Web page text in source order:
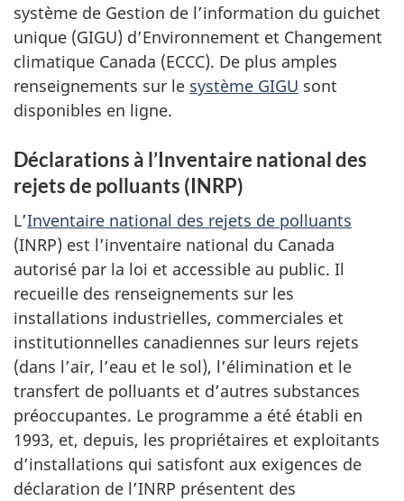
système de Gestion de l’information du guichet
unique (GIGU) d’Environnement et Changement
climatique Canada (ECCC). De plus amples
renseignements sur le système GIGU sont
disponibles en ligne.
Déclarations à l’Inventaire national des
rejets de polluants (INRP)
L’Inventaire national des rejets de polluants
(INRP) est l’inventaire national du Canada
autorisé par la loi et accessible au public. Il
recueille des renseignements sur les
installations industrielles, commerciales et
institutionnelles canadiennes sur leurs rejets
(dans l’air, l’eau et le sol), l’élimination et le
transfert de polluants et d’autres substances
préoccupantes. Le programme a été établi en
1993, et, depuis, les propriétaires et exploitants
d’installations qui satisfont aux exigences de
déclaration de l’INRP présentent des